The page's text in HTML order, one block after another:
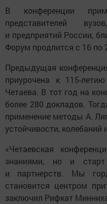
В конференции
представителей
и предприятий России,
Форум продлится с 16 по
Предыдущая
приурочена к 115-
Четаева. В тот год на
более 280 докладов.
применение методы А.
устойчивости,
«Четаевская
знаниями, но и
и партнерств. Мы
становится центром
заключил Рифкат